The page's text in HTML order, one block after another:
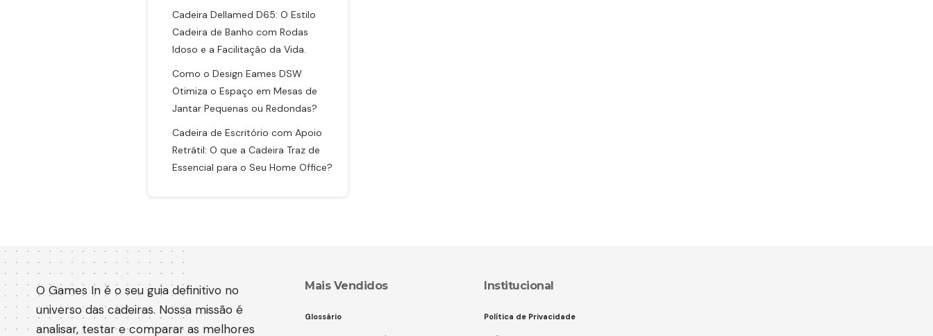
Cadeira Dellamed D65: O Estilo
Cadeira de Banho com Rodas
Idoso e a Facilitação da Vida.
Como o Design Eames DSW
Otimiza o Espaço em Mesas de
Jantar Pequenas ou Redondas?
Cadeira de Escritório com Apoio
Retrátil: O que a Cadeira Traz de
Essencial para o Seu Home Office?
O Games In é o seu guia definitivo no
universo das cadeiras. Nossa missão é
analisar, testar e comparar as melhores
Mais Vendidos
Glossário
Institucional
Política de Privacidade